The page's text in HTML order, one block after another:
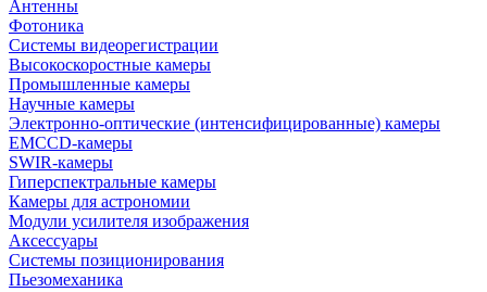
Антенны
Фотоника
Cистемы видеорегистрации
Высокоскоростные камеры
Промышленные камеры
Научные камеры
Электронно-оптические (интенсифицированные) камеры
EMCCD-камеры
SWIR-камеры
Гиперспектральные камеры
Камеры для астрономии
Модули усилителя изображения
Аксессуары
Системы позиционирования
Пьезомеханика